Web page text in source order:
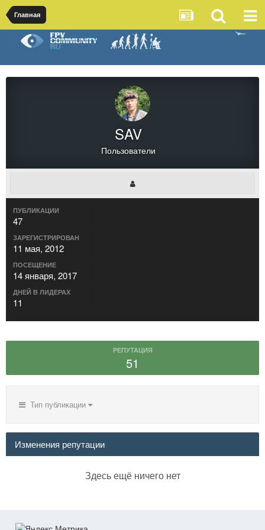
Главная
SAV
Пользователи
ПУБЛИКАЦИИ
47
ЗАРЕГИСТРИРОВАН
11 мая, 2012
ПОСЕЩЕНИЕ
14 января, 2017
ДНЕЙ В ЛИДЕРАХ
11
РЕПУТАЦИЯ
51
Тип публикации
Изменения репутации
Здесь ещё ничего нет